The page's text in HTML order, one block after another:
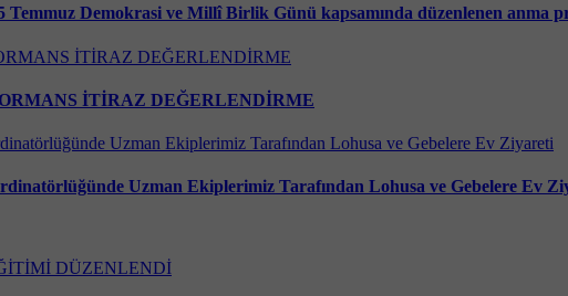
Demokrasi ve Millî Birlik Günü kapsamında düzenlenen anma
İTİRAZ DEĞERLENDİRME
Uzman Ekiplerimiz Tarafından Lohusa ve Gebelere Ev
DÜZENLENDİ